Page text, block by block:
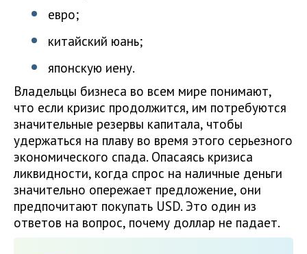
евро;
китайский юань;
японскую иену.
Владельцы бизнеса во всем мире понимают,
что если кризис продолжится, им потребуются
значительные резервы капитала, чтобы
удержаться на плаву во время этого серьезного
экономического спада. Опасаясь кризиса
ликвидности, когда спрос на наличные деньги
значительно опережает предложение, они
предпочитают покупать USD. Это один из
ответов на вопрос, почему доллар не падает.